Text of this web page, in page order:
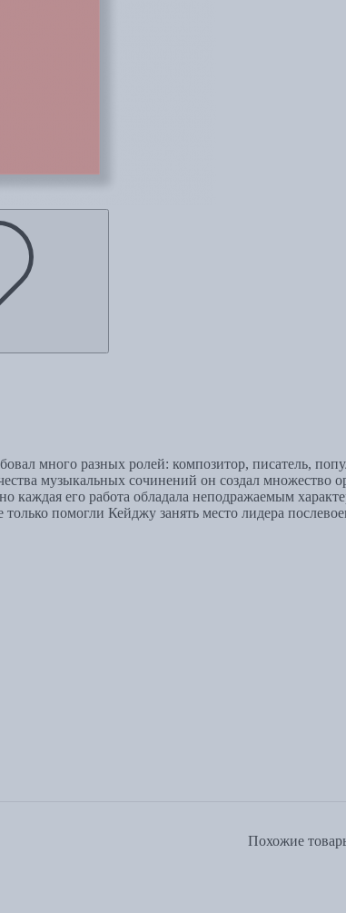
много разных ролей: композитор, писатель,
музыкальных сочинений он создал множество
его работа обладала неподражаемым
только помогли Кейджу занять место лидера
Похожие